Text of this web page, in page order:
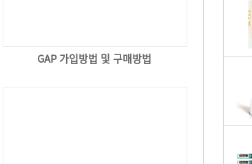
GAP 가입방법 및 구매방법